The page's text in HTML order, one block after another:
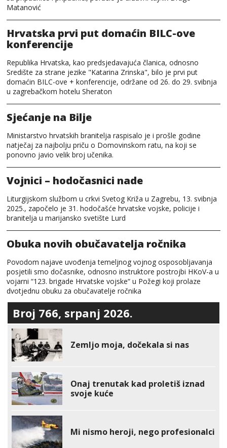
Matanović
Hrvatska prvi put domaćin BILC-ove
konferencije
Republika Hrvatska, kao predsjedavajuća članica, odnosno
Središte za strane jezike "Katarina Zrinska", bilo je prvi put
domaćin BILC-ove + konferencije, održane od 26. do 29. svibnja
u zagrebačkom hotelu Sheraton
Sjećanje na Bilje
Ministarstvo hrvatskih branitelja raspisalo je i prošle godine
natječaj za najbolju priču o Domovinskom ratu, na koji se
ponovno javio velik broj učenika.
Vojnici – hodočasnici nade
Liturgijskom službom u crkvi Svetog Križa u Zagrebu, 13. svibnja
2025., započelo je 31. hodočašće hrvatske vojske, policije i
branitelja u marijansko svetište Lurd
Obuka novih obučavatelja ročnika
Povodom najave uvođenja temeljnog vojnog osposobljavanja
posjetili smo dočasnike, odnosno instruktore postrojbi HKoV-a u
vojarni “123. brigade Hrvatske vojske“ u Požegi koji prolaze
dvotjednu obuku za obučavatelje ročnika
Broj 766, srpanj 2026.
Zemljo moja, dočekala si nas
Onaj trenutak kad proletiš iznad
svoje kuće
Mi nismo heroji, nego profesionalci